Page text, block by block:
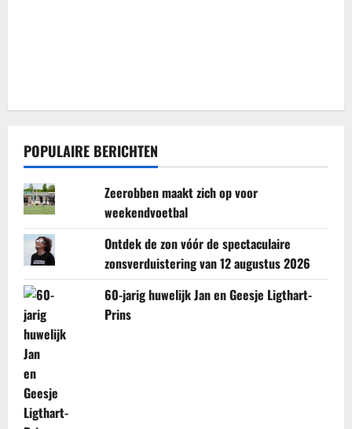
POPULAIRE BERICHTEN
Zeerobben maakt zich op voor
weekendvoetbal
Ontdek de zon vóór de spectaculaire
zonsverduistering van 12 augustus 2026
60-jarig huwelijk Jan en Geesje Ligthart-
Prins